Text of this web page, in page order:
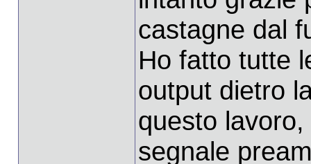
castagne dal
Ho fatto tutte
output dietro
questo
segnale